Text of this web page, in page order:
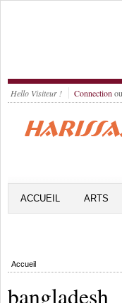
Hello Visiteur ! Connection ou
ACCUEIL ARTS
Accueil
bangladesh